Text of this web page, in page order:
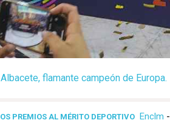
flamante campeón de Europa.
PREMIOS AL MÉRITO DEPORTIVO Enclm -